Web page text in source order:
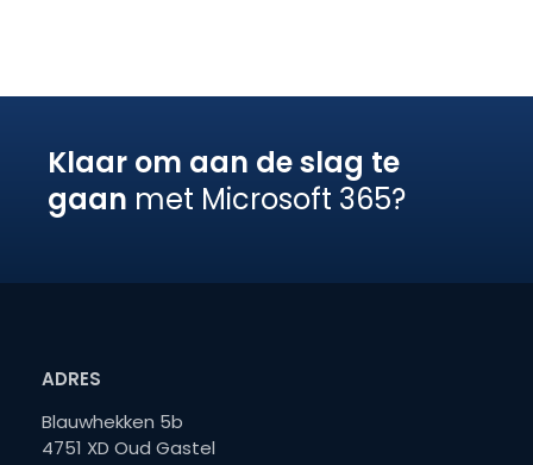
Klaar om aan de slag te
gaan met Microsoft 365?
ADRES
Blauwhekken 5b
4751 XD Oud Gastel